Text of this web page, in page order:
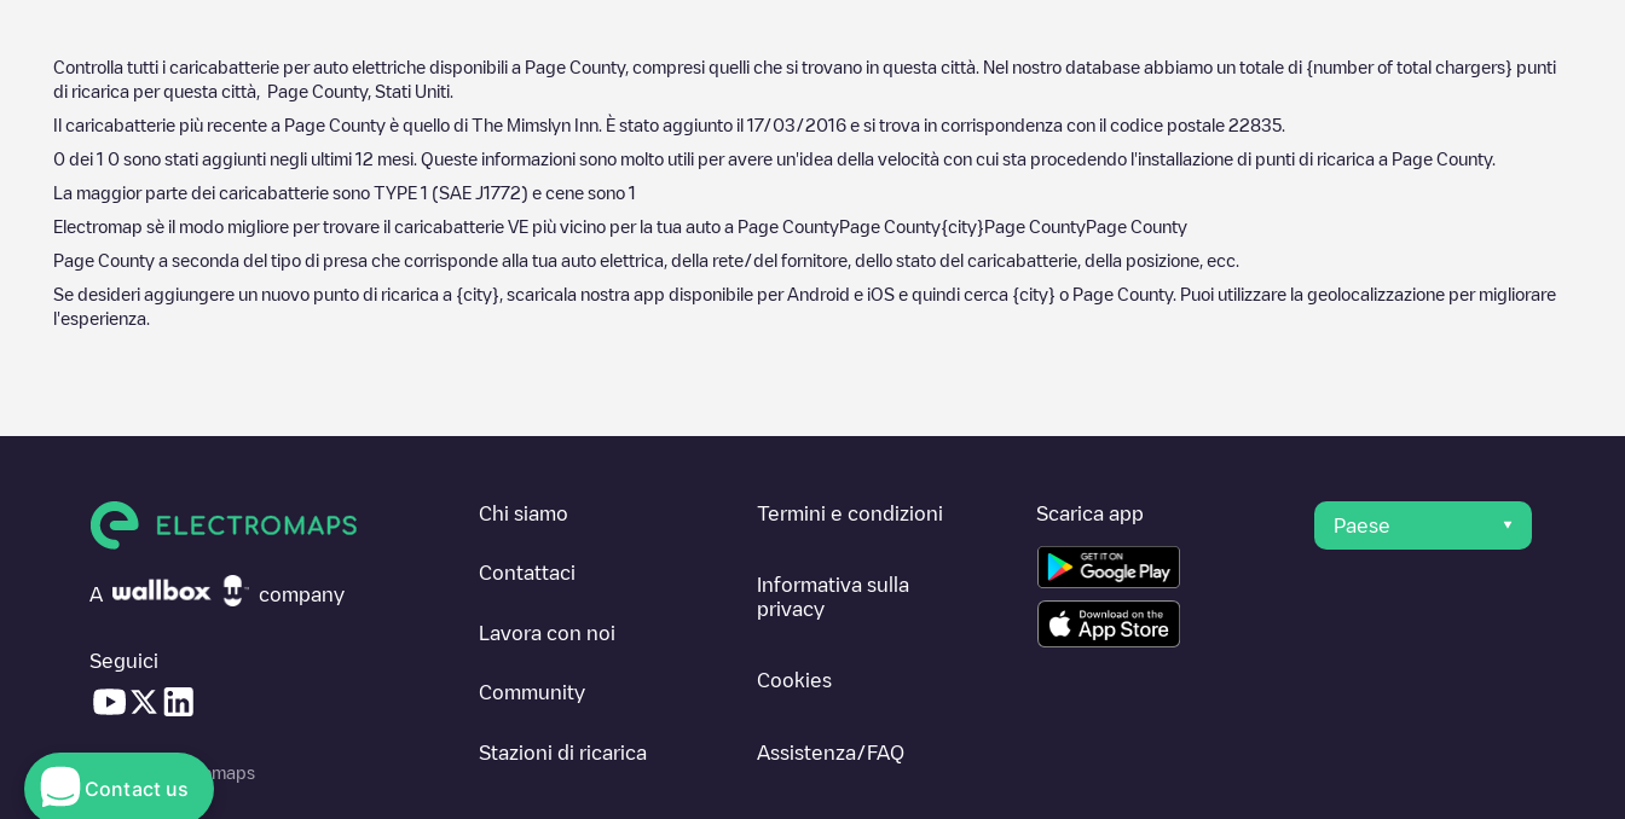
Controlla tutti i caricabatterie per auto elettriche disponibili a Page County, compresi quelli che si trovano in questa città. Nel nostro database abbiamo un totale di {number of total chargers} punti
di ricarica per questa città, Page County, Stati Uniti
Il caricabatterie più recente a Page County è quello di The Mimslyn Inn . È stato aggiunto il 17/03/2016 e si trova in corrispondenza con il codice postale 22835
0 dei 1 0 sono stati aggiunti negli ultimi 12 mesi. Queste informazioni sono molto utili per avere un'idea della velocità con cui sta procedendo l'installazione di punti di ricarica a Page County.
La maggior parte dei caricabatterie sono TYPE 1 (SAE J1772) e cene sono 1
Electromap sè il modo migliore per trovare il caricabatterie VE più vicino per la tua auto a Page CountyPage County{city}Page CountyPage County
Page County a seconda del tipo di presa che corrisponde alla tua auto elettrica, della rete/del fornitore, dello stato del caricabatterie, della posizione, ecc.
Se desideri aggiungere un nuovo punto di ricarica a {city} , scaricala nostra app disponibile per Android e iOS e quindi cerca {city} o Page County. Puoi utilizzare la geolocalizzazione per migliorare
l'esperienza.
A company
Seguici
© 2026 Electromaps
Chi siamo
Contattaci
Lavora con noi
Community
Stazioni di ricarica
Termini e condizioni
Informativa sulla
privacy
Cookies
Assistenza/FAQ
Scarica app
Paese
Contact us